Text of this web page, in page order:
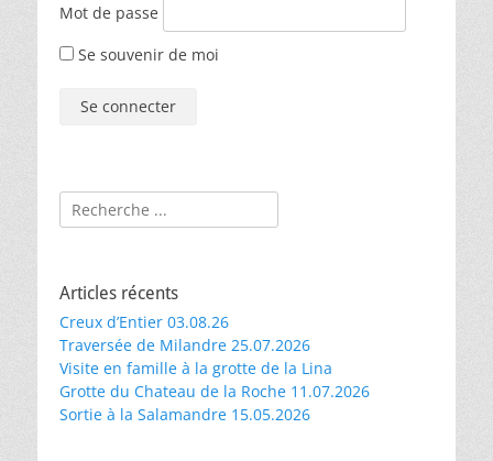
Mot de passe
Se souvenir de moi
Rechercher :
Articles récents
Creux d’Entier 03.08.26
Traversée de Milandre 25.07.2026
Visite en famille à la grotte de la Lina
Grotte du Chateau de la Roche 11.07.2026
Sortie à la Salamandre 15.05.2026